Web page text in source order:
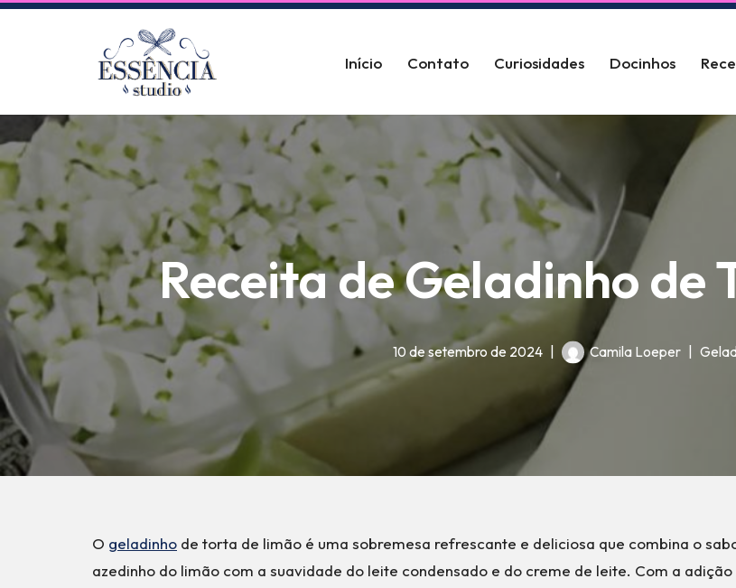
conteúdo
Início Contato Curiosidades Docinhos
Receita de Geladinho de
10 de setembro de 2024 Camila Loeper
O geladinho de torta de limão é uma sobremesa refrescante e deliciosa que combina o
azedinho do limão com a suavidade do leite condensado e do creme de leite. Com a adição